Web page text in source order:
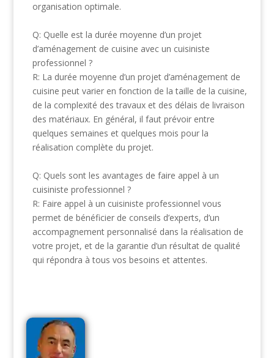
organisation optimale.
Q: Quelle est la durée moyenne d’un projet
d’aménagement de cuisine avec un cuisiniste
professionnel ?
R: La durée moyenne d’un projet d’aménagement de
cuisine peut varier en fonction de la taille de la cuisine,
de la complexité des travaux et des délais de livraison
des matériaux. En général, il faut prévoir entre
quelques semaines et quelques mois pour la
réalisation complète du projet.
Q: Quels sont les avantages de faire appel à un
cuisiniste professionnel ?
R: Faire appel à un cuisiniste professionnel vous
permet de bénéficier de conseils d’experts, d’un
accompagnement personnalisé dans la réalisation de
votre projet, et de la garantie d’un résultat de qualité
qui répondra à tous vos besoins et attentes.